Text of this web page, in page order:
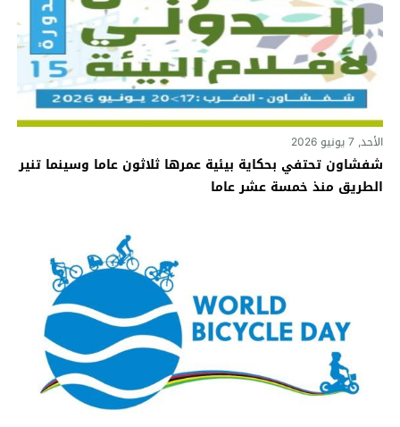
الأحد, 7 يونيو 2026
شفشاون تحتفي بحكاية بيئية عمرها ثلاثون عاما وسينما تنير
الطريق منذ خمسة عشر عاما